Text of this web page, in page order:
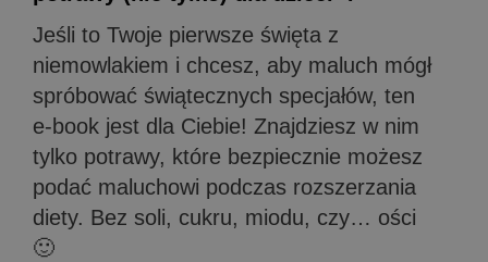
Jeśli to Twoje pierwsze święta z
niemowlakiem i chcesz, aby maluch mógł
spróbować świątecznych specjałów, ten
e-book jest dla Ciebie! Znajdziesz w nim
tylko potrawy, które bezpiecznie możesz
podać maluchowi podczas rozszerzania
diety. Bez soli, cukru, miodu, czy… ości
🙂